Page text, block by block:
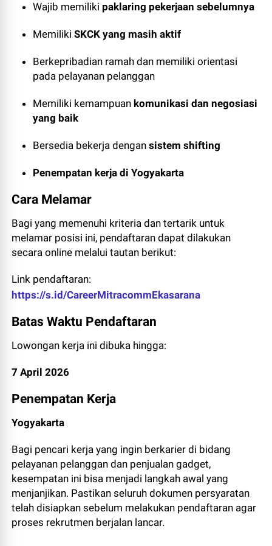
Wajib memiliki paklaring pekerjaan sebelumnya
MemilikiSKCK yang masih aktif
Berkepribadian ramah dan memiliki orientasi
pada pelayanan pelanggan
Memiliki kemampuan komunikasi dan negosiasi
yang baik
Bersedia bekerja dengansistem shifting
Penempatan kerja di Yogyakarta
Cara Melamar
Bagi yang memenuhi kriteria dan tertarik untuk
melamar posisi ini, pendaftaran dapat dilakukan
secara online melalui tautan berikut:
Link pendaftaran:
https://s.id/CareerMitracommEkasarana
Batas Waktu Pendaftaran
Lowongan kerja ini dibuka hingga:
7 April 2026
Penempatan Kerja
Yogyakarta
Bagi pencari kerja yang ingin berkarier di bidang
pelayanan pelanggan dan penjualan gadget,
kesempatan ini bisa menjadi langkah awal yang
menjanjikan. Pastikan seluruh dokumen persyaratan
telah disiapkan sebelum melakukan pendaftaran agar
proses rekrutmen berjalan lancar.